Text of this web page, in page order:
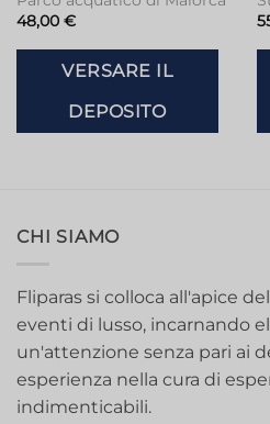
48,00 €
VERSARE IL
DEPOSITO
CHI SIAMO
Fliparas si colloca all'apice
eventi di lusso, incarnando
un'attenzione senza pari ai
esperienza nella cura di
indimenticabili.